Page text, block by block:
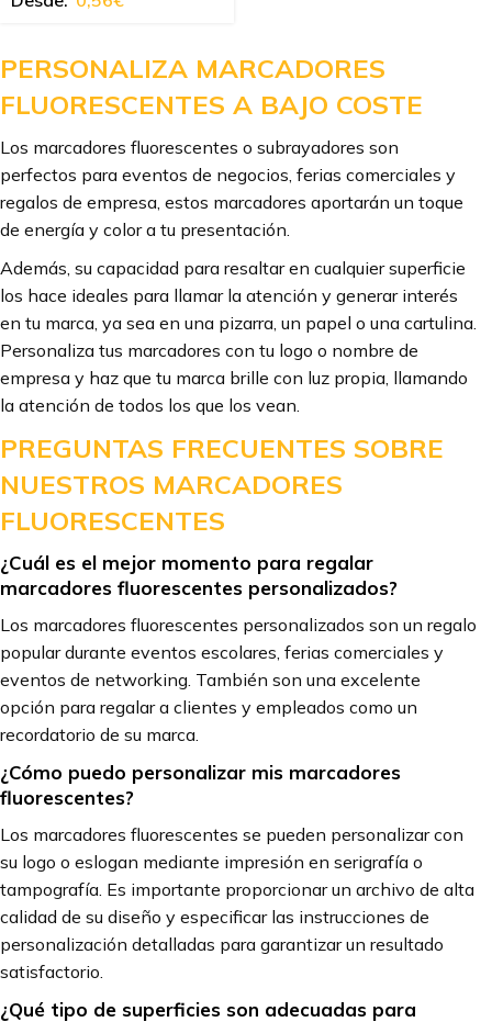
PERSONALIZA MARCADORES
FLUORESCENTES A BAJO COSTE
Los marcadores fluorescentes o subrayadores son
perfectos para eventos de negocios, ferias comerciales y
regalos de empresa, estos marcadores aportarán un toque
de energía y color a tu presentación.
Además, su capacidad para resaltar en cualquier superficie
los hace ideales para llamar la atención y generar interés
en tu marca, ya sea en una pizarra, un papel o una cartulina.
Personaliza tus marcadores con tu logo o nombre de
empresa y haz que tu marca brille con luz propia, llamando
la atención de todos los que los vean.
PREGUNTAS FRECUENTES SOBRE
NUESTROS MARCADORES
FLUORESCENTES
¿Cuál es el mejor momento para regalar
marcadores fluorescentes personalizados?
Los marcadores fluorescentes personalizados son un regalo
popular durante eventos escolares, ferias comerciales y
eventos de networking. También son una excelente
opción para regalar a clientes y empleados como un
recordatorio de su marca.
¿Cómo puedo personalizar mis marcadores
fluorescentes?
Los marcadores fluorescentes se pueden personalizar con
su logo o eslogan mediante impresión en serigrafía o
tampografía. Es importante proporcionar un archivo de alta
calidad de su diseño y especificar las instrucciones de
personalización detalladas para garantizar un resultado
satisfactorio.
¿Qué tipo de superficies son adecuadas para